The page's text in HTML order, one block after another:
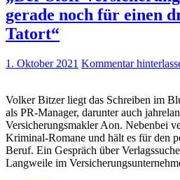
gerade noch für einen
Tatort“
1. Oktober 2021 Kommentar
Volker Bitzer liegt das Schreiben im
als PR-Manager, darunter auch
Versicherungsmakler Aon. Nebenbei
Kriminal-Romane und hält es für den
Beruf. Ein Gespräch über
Langweile im